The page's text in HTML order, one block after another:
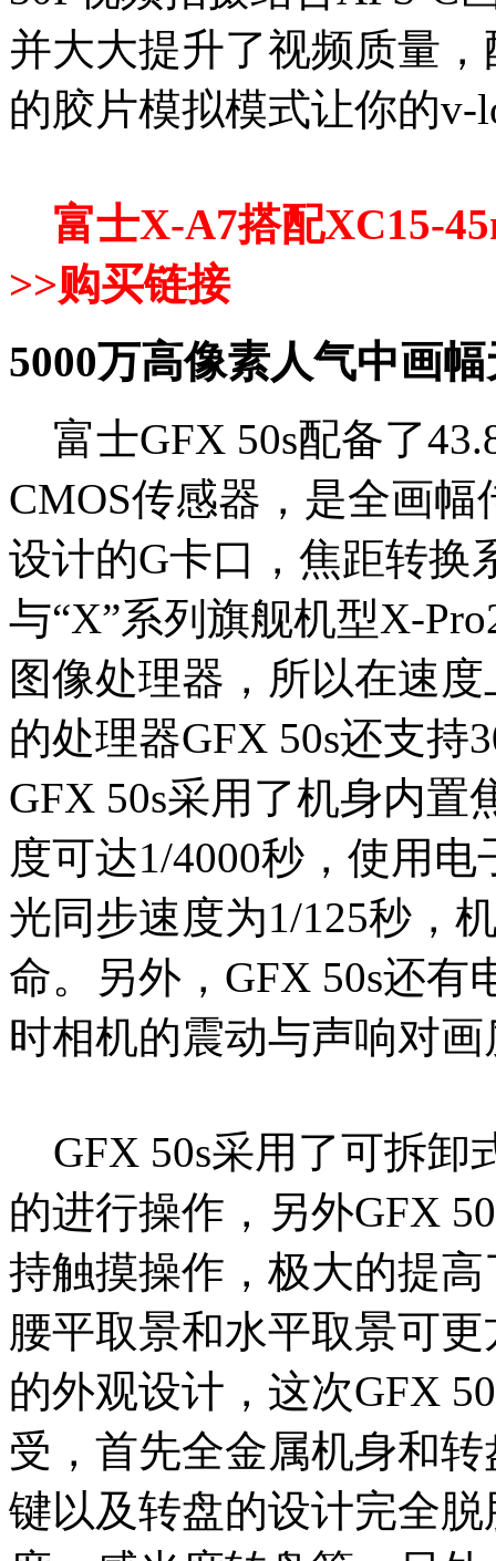
并大大提升了视频质量
的胶片模拟模式让你的
富士X-A7搭配XC15-
>>购买链接
5000万高像素人气中画
富士GFX 50s配备了
CMOS传感器，是全画
设计的G卡口，焦距转换
与“X”系列旗舰机型X-
图像处理器，所以在速
的处理器GFX 50s还支持
GFX 50s采用了机身内
度可达1/4000秒，使用
光同步速度为1/125秒，
命。另外，GFX 50s还
时相机的震动与声响对
GFX 50s采用了可拆卸
的进行操作，另外GFX
持触摸操作，极大的提
腰平取景和水平取景可
的外观设计，这次GFX
受，首先全金属机身和
键以及转盘的设计完全